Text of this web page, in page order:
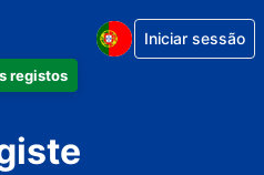
registos
Iniciar sessão
hotel